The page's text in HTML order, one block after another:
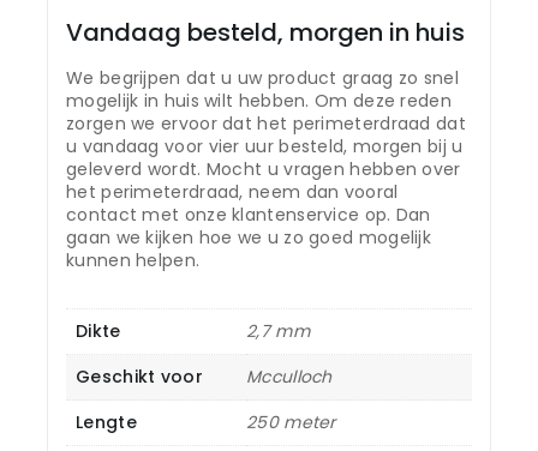
Vandaag besteld, morgen in huis
We begrijpen dat u uw product graag zo snel
mogelijk in huis wilt hebben. Om deze reden
zorgen we ervoor dat het perimeterdraad dat
u vandaag voor vier uur besteld, morgen bij u
geleverd wordt. Mocht u vragen hebben over
het perimeterdraad, neem dan vooral
contact met onze klantenservice op. Dan
gaan we kijken hoe we u zo goed mogelijk
kunnen helpen.
Dikte
2,7 mm
Geschikt voor
Mcculloch
Lengte
250 meter